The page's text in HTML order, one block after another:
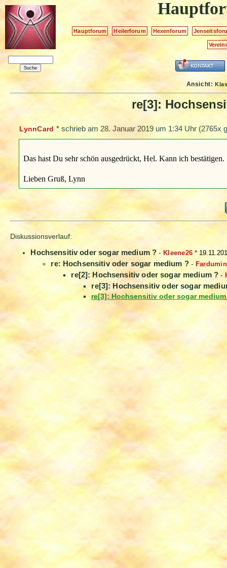
Hauptforum Heilerforum Hexenforum
Ansicht:
re[3]:
LynnCard * schrieb am 28. Januar 2019 um 1:34 Uhr(2765x
Das hast Du sehr schön ausgedrückt, Hel. Kann ich bestätigen.
Lieben Gruß, Lynn
Diskussionsverlauf:
Hochsensitiv oder sogar medium ? - Kleene26 *
re: Hochsensitiv oder sogar medium ?- Fardumin
re[2]: Hochsensitiv oder sogar medium ? -
re[3]: Hochsensitiv oder sogar
re[3]: Hochsensitiv oder sogar